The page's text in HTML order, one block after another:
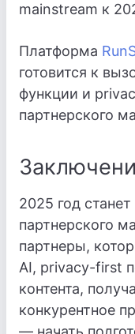
mainstream к
Платформа
готовится к
функции и
партнерского
2025 год
партнерского
партнеры,
AI, privacy-first
контента,
конкурентное